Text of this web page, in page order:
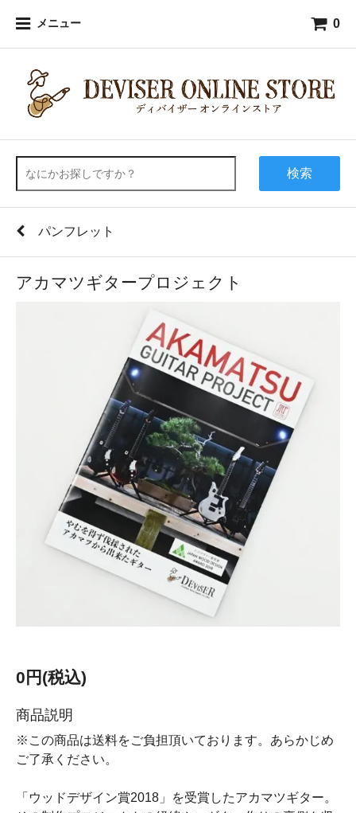
メニュー 0
検索
パンフレット
アカマツギタープロジェクト
0円(税込)
商品説明
※この商品は送料をご負担頂いております。あらかじめ
ご了承ください。
「ウッドデザイン賞2018」を受賞したアカマツギター。